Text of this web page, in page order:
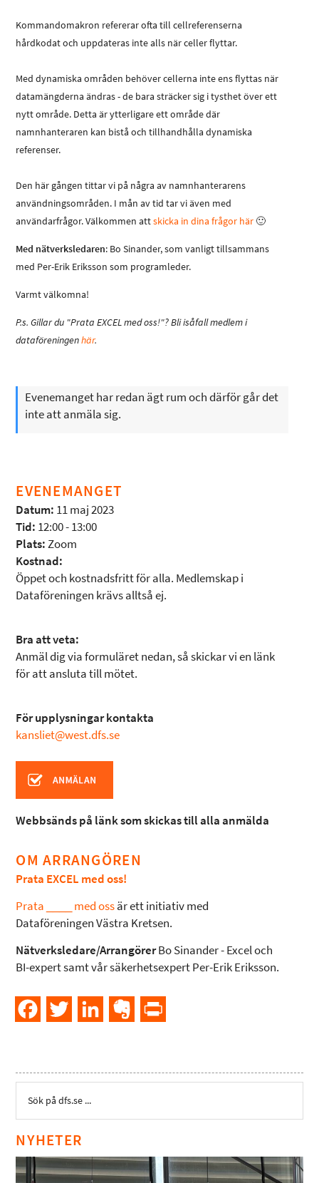
Kommandomakron refererar ofta till cellreferenserna
hårdkodat och uppdateras inte alls när celler flyttar.
Med dynamiska områden behöver cellerna inte ens flyttas när
datamängderna ändras - de bara sträcker sig i tysthet över ett
nytt område. Detta är ytterligare ett område där
namnhanteraren kan bistå och tillhandhålla dynamiska
referenser.
Den här gången tittar vi på några av namnhanterarens
användningsområden. I mån av tid tar vi även med
användarfrågor.Välkommen attskicka in dina frågor här🙂
Med nätverksledaren: Bo Sinander, som vanligt tillsammans
med Per-Erik Eriksson som programleder.
Varmt välkomna!
P.s. Gillar du "Prata EXCEL med oss!"? Bli isåfall medlem i
dataföreningenhär.
Evenemanget har redan ägt rum och därför går det
inte att anmäla sig.
EVENEMANGET
Datum: 11 maj 2023
Tid: 12:00 - 13:00
Plats:Zoom
Kostnad:
Öppet och kostnadsfritt för alla. Medlemskap i
Dataföreningen krävs alltså ej.
Bra att veta:
Anmäl dig via formuläret nedan, så skickar vi en länk
för att ansluta till mötet.
För upplysningar kontakta
kansliet@west.dfs.se
Webbsänds på länk som skickas till alla anmälda
OM ARRANGÖREN
Prata EXCEL med oss!
Prata ____ med ossär ett initiativ med
Dataföreningen Västra Kretsen.
Nätverksledare/ArrangörerBo Sinander - Excel och
BI-expert samt vår säkerhetsexpert Per-Erik Eriksson.
FacebookTwitter LinkedInEvernote
NYHETER